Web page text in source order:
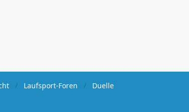
Laufsport-Foren Duelle